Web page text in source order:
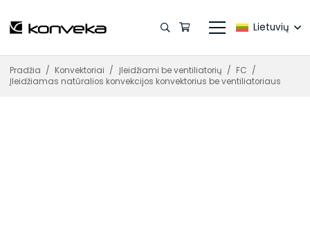
Lietuvių
Pradžia / Konvektoriai / Įleidžiami be ventiliatorių / FC /
Įleidžiamas natūralios konvekcijos konvektorius be ventiliatoriaus